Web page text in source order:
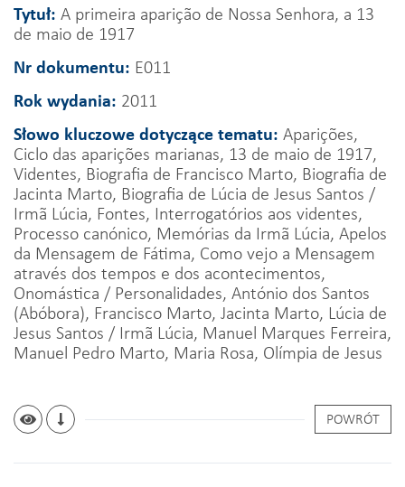
Tytuł: A primeira aparição de Nossa Senhora, a 13
de maio de 1917
Nr dokumentu: E011
Rok wydania: 2011
Słowo kluczowe dotyczące tematu: Aparições,
Ciclo das aparições marianas, 13 de maio de 1917,
Videntes, Biografia de Francisco Marto, Biografia de
Jacinta Marto, Biografia de Lúcia de Jesus Santos /
Irmã Lúcia, Fontes, Interrogatórios aos videntes,
Processo canónico, Memórias da Irmã Lúcia, Apelos
da Mensagem de Fátima, Como vejo a Mensagem
através dos tempos e dos acontecimentos,
Onomástica / Personalidades, António dos Santos
(Abóbora), Francisco Marto, Jacinta Marto, Lúcia de
Jesus Santos / Irmã Lúcia, Manuel Marques Ferreira,
Manuel Pedro Marto, Maria Rosa, Olímpia de Jesus
POWRÓT